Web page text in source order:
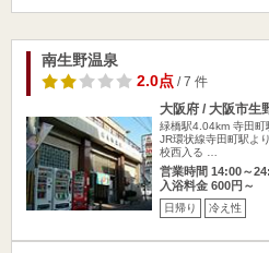
南生野温泉
2.0点/ 7 件
大阪府 / 大阪市生
緑橋駅4.04km 寺田町
JR環状線寺田町駅よ
校西入る …
営業時間 14:00～
入浴料金 600円～
日帰り 冷え性